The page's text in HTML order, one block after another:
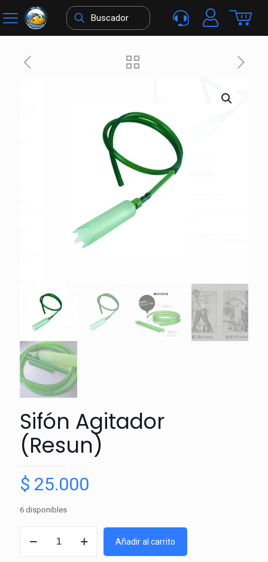
Sifón Agitador
(Resun)
$ 25.000
6 disponibles
Añadir al carrito